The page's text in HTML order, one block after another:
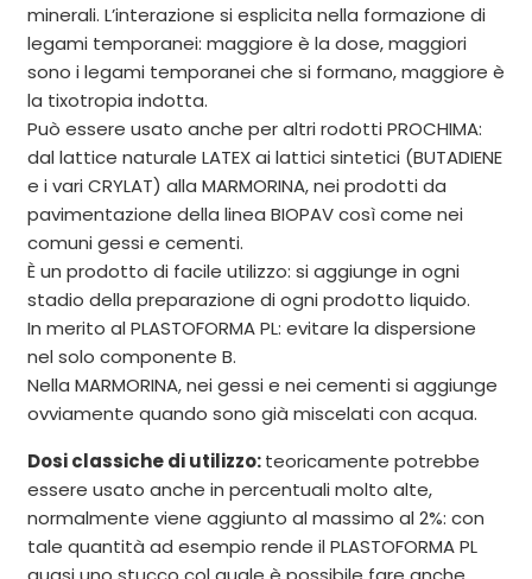
minerali. L’interazione si esplicita nella formazione di
legami temporanei: maggiore è la dose, maggiori
sono i legami temporanei che si formano, maggiore è
la tixotropia indotta.
Può essere usato anche per altri rodotti PROCHIMA:
dal lattice naturale LATEX ai lattici sintetici (BUTADIENE
e i vari CRYLAT) alla MARMORINA, nei prodotti da
pavimentazione della linea BIOPAV così come nei
comuni gessi e cementi.
È un prodotto di facile utilizzo: si aggiunge in ogni
stadio della preparazione di ogni prodotto liquido.
In merito al PLASTOFORMA PL: evitare la dispersione
nel solo componente B.
Nella MARMORINA, nei gessi e nei cementi si aggiunge
ovviamente quando sono già miscelati con acqua.
Dosi classiche di utilizzo:teoricamente potrebbe
essere usato anche in percentuali molto alte,
normalmente viene aggiunto al massimo al 2%: con
tale quantità ad esempio rende il PLASTOFORMA PL